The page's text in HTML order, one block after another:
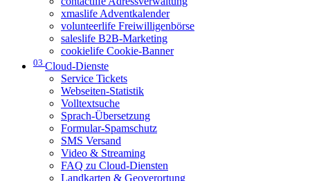
xmaslife Adventkalender
volunteerlife Freiwilligenbörse
saleslife B2B-Marketing
cookielife Cookie-Banner
03 Cloud-Dienste
Service Tickets
Webseiten-Statistik
Volltextsuche
Sprach-Übersetzung
Formular-Spamschutz
SMS Versand
Video & Streaming
FAQ zu Cloud-Diensten
Landkarten & Geoverortung